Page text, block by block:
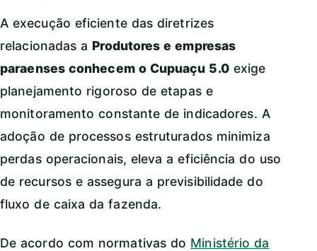
A execução eficiente das diretrizes
relacionadas a Produtores e empresas
paraenses conhecem o Cupuaçu 5.0exige
planejamento rigoroso de etapas e
monitoramento constante de indicadores. A
adoção de processos estruturados minimiza
perdas operacionais, eleva a eficiência do uso
de recursos e assegura a previsibilidade do
fluxo de caixa da fazenda.
De acordo com normativas do Ministério da